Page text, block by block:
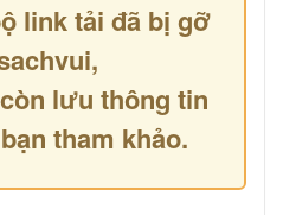
link tải đã bị gỡ
lưu thông tin
tham khảo.